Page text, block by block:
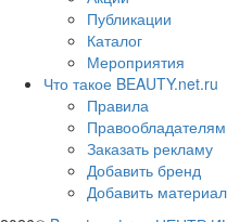
Публикации
Каталог
Мероприятия
Что такое BEAUTY.net.ru
Правила
Правообладателям
Заказать рекламу
Добавить бренд
Добавить материал